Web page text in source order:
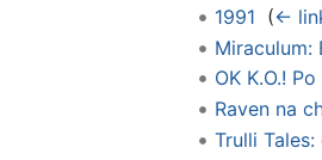
1991 (←
Miraculum:
OK K.O.!
Raven na
Trulli